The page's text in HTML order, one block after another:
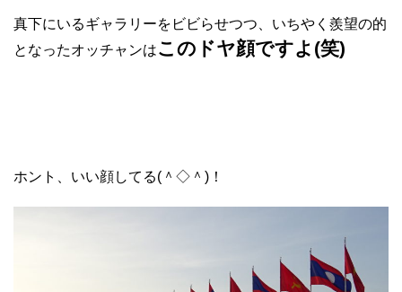
真下にいるギャラリーをビビらせつつ、いちやく羨望の的
となったオッチャンはこのドヤ顔ですよ(笑)
ホント、いい顔してる(＾◇＾)！